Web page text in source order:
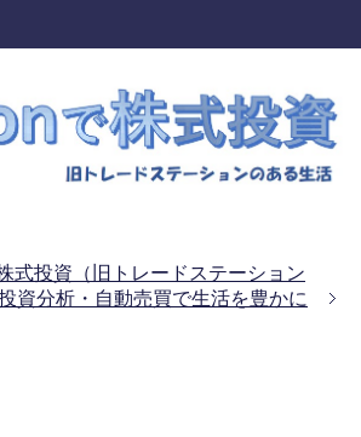
式投資（旧トレードステーション
資分析・自動売買で生活を豊かに